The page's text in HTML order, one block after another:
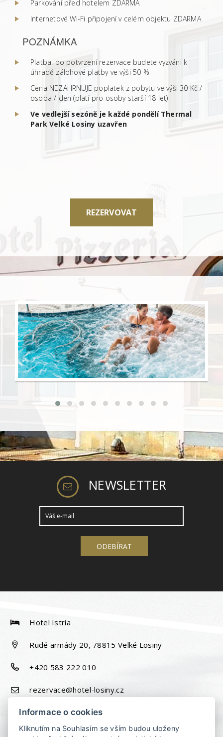
Parkování před hotelem ZDARMA
Internetové Wi-Fi připojení v celém objektu ZDARMA
POZNÁMKA
Platba: po potvrzení rezervace budete vyzváni k
úhradě zálohové platby ve výši 50 %
Cena NEZAHRNUJE poplatek z pobytu ve výši 30 Kč /
osoba / den (platí pro osoby starší 18 let)
Ve vedlejší sezóně je každé pondělí Thermal
Park Velké Losiny uzavřen
REZERVOVAT
NEWSLETTER
Hotel Istria
Rudé armády 20, 78815 Velké Losiny
+420 583 222 010
rezervace@hotel-losiny.cz
Informace o cookies
Kliknutím na Souhlasím se vším budou uloženy